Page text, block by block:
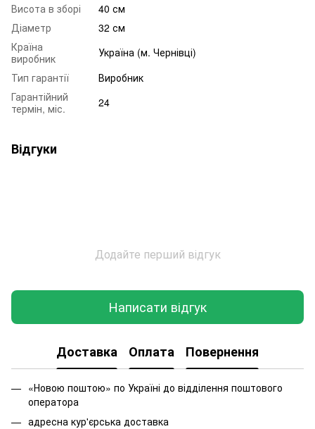
Висота в зборі
40 см
Діаметр
32 см
Країна
виробник
Україна (м. Чернівці)
Тип гарантії
Виробник
Гарантійний
термін, міс.
24
Відгуки
Додайте перший відгук
Написати відгук
Доставка Оплата Повернення
«Новою поштою» по Україні до відділення поштового
оператора
адресна кур'єрська доставка